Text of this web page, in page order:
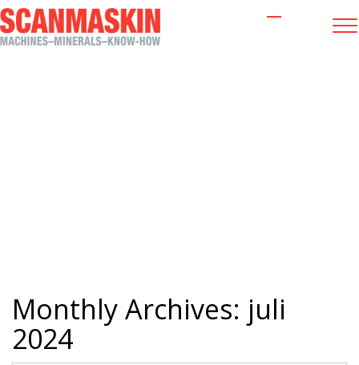
Monthly Archives: juli
2024